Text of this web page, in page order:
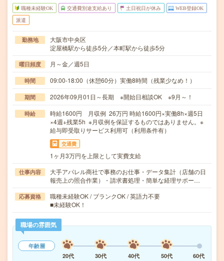
職種未経験OK 交通費別途支給あり 土日祝日が休み WEB登録OK
派遣
勤務地
大阪市中央区
淀屋橋駅から徒歩5分／本町駅から徒歩5分
曜日頻度 月～金／週5日
時間 09:00-18:00（休憩60分）実働8時間（残業少なめ！）
期間 2026年09月01日～長期 ※開始日相談OK ※9月～！
時給
時給1600円 月収例 26万円 時給1600円×実働8h×週5日
×4週+残業5h ※月収例を保証するものではありません。※
給与即受取りサービス利用可（利用条件有）
交通費
1ヶ月3万円を上限として実費支給
仕事内容
大手アパレル商社で事務のお仕事・データ集計（店舗の日
報売上の照合作業）・請求書処理・簡単な経理サポー…
応募資格
職種未経験OK / ブランクOK / 英語力不要
■未経験OK！
職場の雰囲気
年齢層
20代
30代 40代 50代
60代